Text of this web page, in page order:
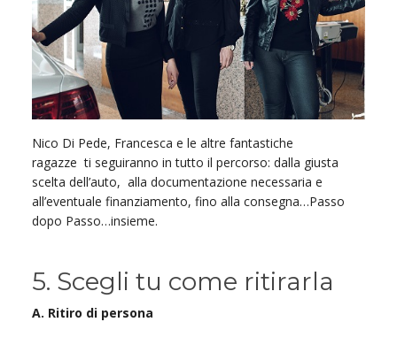
Nico Di Pede, Francesca e le altre fantastiche
ragazze ti seguiranno in tutto il percorso: dalla giusta
scelta dell’auto, alla documentazione necessaria e
all’eventuale finanziamento, fino alla consegna…Passo
dopo Passo…insieme.
5. Scegli tu come ritirarla
A. Ritiro di persona